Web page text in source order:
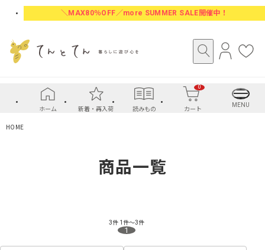
＼MAX80％OFF／more SUMMER SALE開催中！
に
入
り
ホーム 新着・再入荷 読みもの カート
0
MENU
HOME
商品一覧
3件 1件～3件
1